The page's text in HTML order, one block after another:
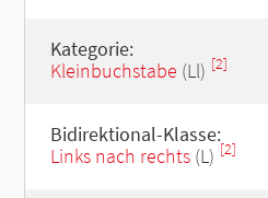
Kategorie:
Kleinbuchstabe (Ll) [2]
Bidirektional-Klasse:
Links nach rechts(L) [2]